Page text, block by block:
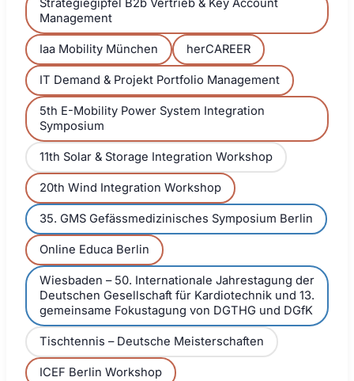
Strategiegipfel B2b Vertrieb & Key Account
Management
Iaa Mobility München herCAREER
IT Demand & Projekt Portfolio Management
5th E-Mobility Power System Integration
Symposium
11th Solar & Storage Integration Workshop
20th Wind Integration Workshop
35. GMS Gefässmedizinisches Symposium Berlin
Online Educa Berlin
Wiesbaden – 50. Internationale Jahrestagung der
Deutschen Gesellschaft für Kardiotechnik und 13.
gemeinsame Fokustagung von DGTHG und DGfK
Tischtennis – Deutsche Meisterschaften
ICEF Berlin Workshop